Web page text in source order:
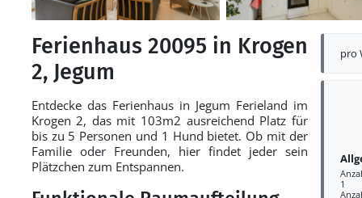
pro
1
Ferienhaus 20095 in Krogen
2, Jegum
Entdecke das Ferienhaus in Jegum Ferieland im
Krogen 2, das mit 103m2 ausreichend Platz für
bis zu 5 Personen und 1 Hund bietet. Ob mit der
Familie oder Freunden, hier findet jeder sein
Plätzchen zum Entspannen.